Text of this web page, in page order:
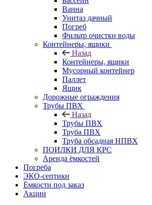
Ванна
Унитаз дачный
Погреб
Фильтр очистки воды
Контейнеры, ящики
Назад
Контейнеры, ящики
Мусорный контейнер
Паллет
Ящик
Дорожные ограждения
Трубы ПВХ
Назад
Трубы ПВХ
Труба ПВХ
Труба обсадная НПВХ
ПОИЛКИ ДЛЯ КРС
Аренда ёмкостей
Погреба
ЭКО-септики
Ёмкости под заказ
Акции